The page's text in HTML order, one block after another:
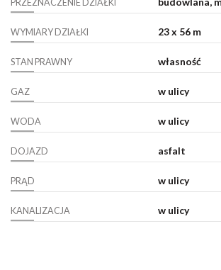
PRZEZNACZENIE DZIAŁKI
WYMIARY DZIAŁKI 23 x 56 m
STAN PRAWNY własność
GAZ w ulicy
WODA w ulicy
DOJAZD asfalt
PRĄD w ulicy
KANALIZACJA w ulicy